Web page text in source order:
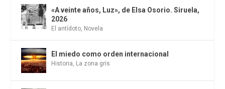
«A veinte años, Luz», de Elsa Osorio. Siruela,
2026
El antídoto, Novela
El miedo como orden internacional
Historia, La zona gris